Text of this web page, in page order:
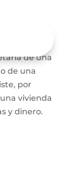
una
de una
de una
por
vivienda
y dinero.